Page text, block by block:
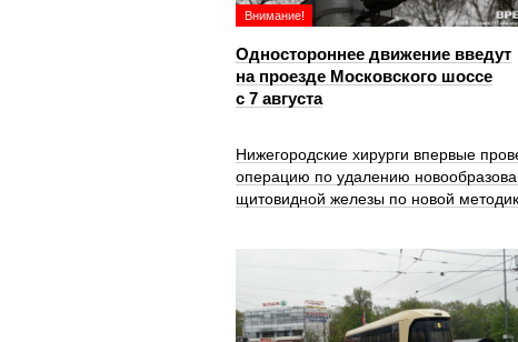
Внимание!
Одностороннее движение введут
на проезде Московского шоссе
с 7 августа
Нижегородские хирурги впервые
операцию по удалению
щитовидной железы по новой